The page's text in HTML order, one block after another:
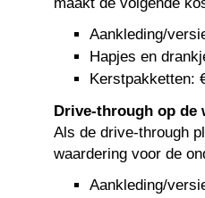
Aankleding/
Hapjes en
Kerstpakketten:
Drive-through op de
Als de drive-through
waardering voor de
Aankleding/